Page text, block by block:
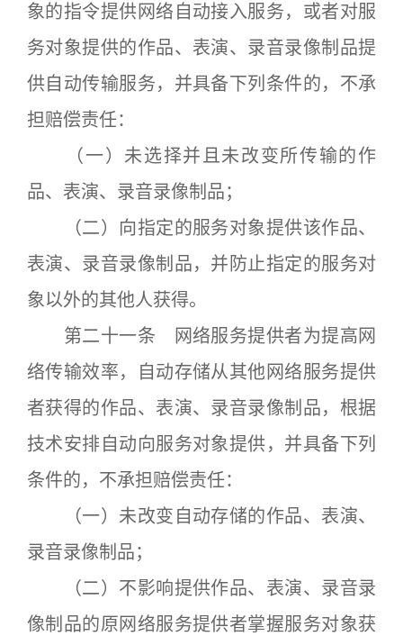
象的指令提供网络自动接入服务，或者对服
务对象提供的作品、表演、录音录像制品提
供自动传输服务，并具备下列条件的，不承
担赔偿责任：
（一）未选择并且未改变所传输的作
品、表演、录音录像制品；
（二）向指定的服务对象提供该作品、
表演、录音录像制品，并防止指定的服务对
象以外的其他人获得。
第二十一条 网络服务提供者为提高网
络传输效率，自动存储从其他网络服务提供
者获得的作品、表演、录音录像制品，根据
技术安排自动向服务对象提供，并具备下列
条件的，不承担赔偿责任：
（一）未改变自动存储的作品、表演、
录音录像制品；
（二）不影响提供作品、表演、录音录
像制品的原网络服务提供者掌握服务对象获